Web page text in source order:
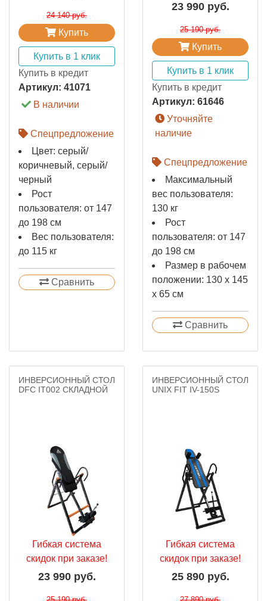
24 140 руб.
Купить
Купить в 1 клик
Купить в кредит
Артикул: 41071
В наличии
Спецпредложение
Цвет: серый/
коричневый, серый/
черный
Рост
пользователя: от 147
до 198 см
Вес пользователя:
до 115 кг
Сравнить
23 990 руб.
25 190 руб.
Купить
Купить в 1 клик
Купить в кредит
Артикул: 61646
Уточняйте
наличие
Спецпредложение
Максимальный
вес пользователя:
130 кг
Рост
пользователя: от 147
до 198 см
Размер в рабочем
положении: 130 х 145
х 65 см
Сравнить
ИНВЕРСИОННЫЙ СТОЛ
DFC IT002 СКЛАДНОЙ
Гибкая система
скидок при заказе!
23 990 руб.
ИНВЕРСИОННЫЙ СТОЛ
UNIX FIT IV-150S
Гибкая система
скидок при заказе!
25 890 руб.